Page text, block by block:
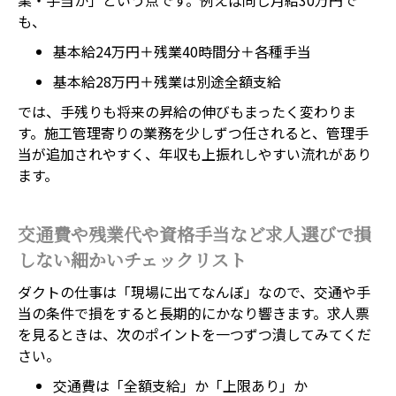
も、
基本給24万円＋残業40時間分＋各種手当
基本給28万円＋残業は別途全額支給
では、手残りも将来の昇給の伸びもまったく変わりま
す。施工管理寄りの業務を少しずつ任されると、管理手
当が追加されやすく、年収も上振れしやすい流れがあり
ます。
交通費や残業代や資格手当など求人選びで損
しない細かいチェックリスト
ダクトの仕事は「現場に出てなんぼ」なので、交通や手
当の条件で損をすると長期的にかなり響きます。求人票
を見るときは、次のポイントを一つずつ潰してみてくだ
さい。
交通費は「全額支給」か「上限あり」か